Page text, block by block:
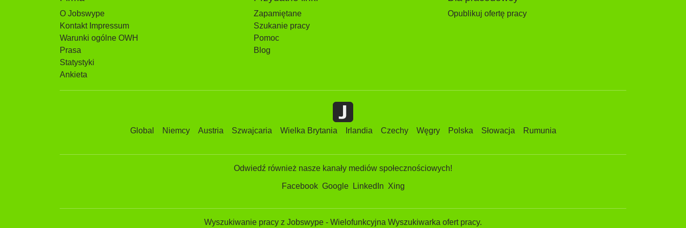
O Jobswype
Kontakt Impressum
Warunki ogólne OWH
Prasa
Statystyki
Ankieta
Zapamiętane
Szukanie pracy
Pomoc
Blog
Opublikuj ofertę pracy
Global Niemcy Austria Szwajcaria Wielka Brytania Irlandia Czechy Węgry Polska Słowacja Rumunia
Odwiedź również nasze kanały mediów społecznościowych!
Facebook Google LinkedIn Xing
Wyszukiwanie pracy z Jobswype - Wielofunkcyjna Wyszukiwarka ofert pracy.